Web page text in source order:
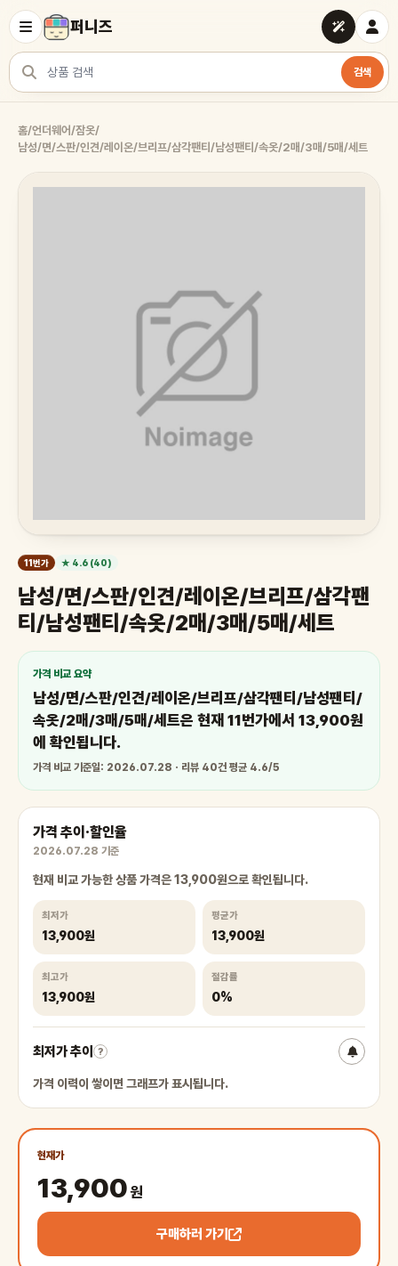
퍼니즈
상품 검색
검색
홈/언더웨어/잠옷/
남성/면/스판/인견/레이온/브리프/삼각팬티/남성팬티/속옷/2매/3매/5매/세트
11번가 ★ 4.6 (40)
남성/면/스판/인견/레이온/브리프/삼각팬
티/남성팬티/속옷/2매/3매/5매/세트
가격 비교 요약
남성/면/스판/인견/레이온/브리프/삼각팬티/남성팬티/
속옷/2매/3매/5매/세트은 현재 11번가에서 13,900원
에 확인됩니다.
가격 비교 기준일: 2026.07.28 · 리뷰 40건 평균 4.6/5
가격 추이·할인율
2026.07.28 기준
현재 비교 가능한 상품 가격은 13,900원으로 확인됩니다.
최저가
13,900원
평균가
13,900원
최고가
13,900원
절감률
0%
최저가 추이 ?
가격 이력이 쌓이면 그래프가 표시됩니다.
현재가
13,900원
구매하러 가기